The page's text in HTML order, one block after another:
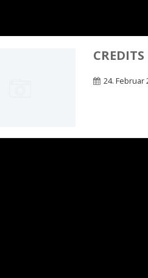
CREDITS
24. Februar